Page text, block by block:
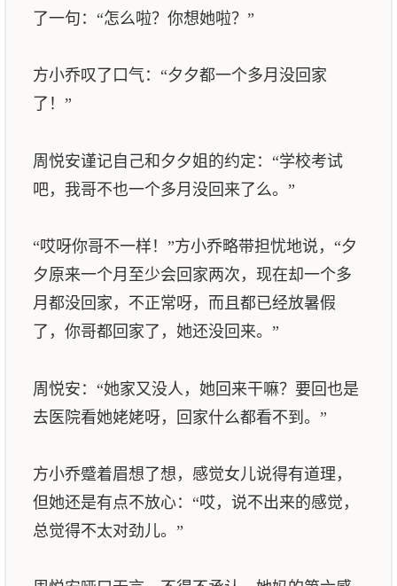
了一句：“怎么啦？你想她啦？”
方小乔叹了口气：“夕夕都一个多月没回家
了！”
周悦安谨记自己和夕夕姐的约定：“学校考试
吧，我哥不也一个多月没回来了么。”
“哎呀你哥不一样！”方小乔略带担忧地说，“夕
夕原来一个月至少会回家两次，现在却一个多
月都没回家，不正常呀，而且都已经放暑假
了，你哥都回家了，她还没回来。”
周悦安：“她家又没人，她回来干嘛？要回也是
去医院看她姥姥呀，回家什么都看不到。”
方小乔蹙着眉想了想，感觉女儿说得有道理，
但她还是有点不放心：“哎，说不出来的感觉，
总觉得不太对劲儿。”